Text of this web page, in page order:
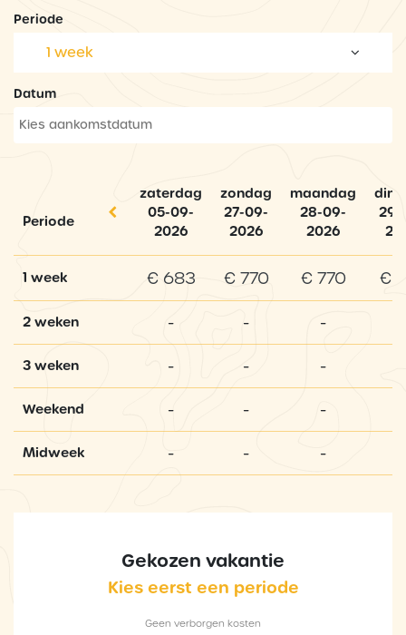
Periode
1 week
Datum
Periode
zaterdag
05-09-
2026
zondag
27-09-
2026
maandag
28-09-
2026
29-
1 week € 683 € 770 € 770 €
2 weken - - -
3 weken - - -
Weekend - - -
Midweek - - -
Gekozen vakantie
Kies eerst een periode
Geen verborgen kosten